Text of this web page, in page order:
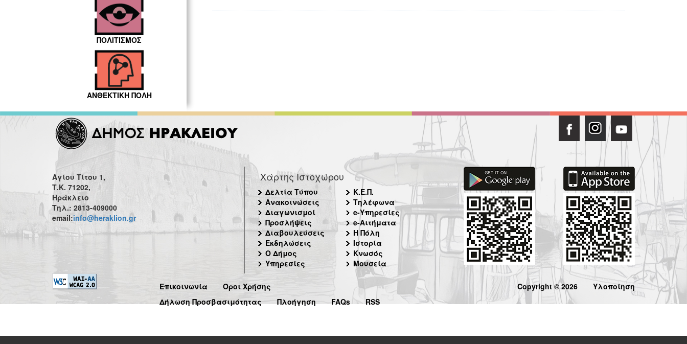
ΠΟΛΙΤΙΣΜΟΣ
ΑΝΘΕΚΤΙΚΗ ΠΟΛΗ
Αγίου Τίτου 1,
Τ.Κ. 71202,
Ηράκλειο
Τηλ.: 2813-409000
email:info@heraklion.gr
Χάρτης Ιστοχώρου
Δελτία Τύπου
Ανακοινώσεις
Διαγωνισμοί
Προσλήψεις
Διαβουλεύσεις
Εκδηλώσεις
Ο Δήμος
Υπηρεσίες
Κ.Ε.Π.
Τηλέφωνα
e-Υπηρεσίες
e-Αιτήματα
Η Πόλη
Ιστορία
Κνωσός
Μουσεία
Επικοινωνία
Όροι Χρήσης
Δήλωση Προσβασιμότητας
Πλοήγηση FAQs RSS
Copyright © 2026 Υλοποίηση